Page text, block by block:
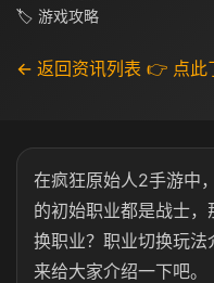
🏷 游戏攻略
← 返回资讯列表 👉 点此
在疯狂原始人2手游中
的初始职业都是战士
换职业？职业切换玩
来给大家介绍一下吧。